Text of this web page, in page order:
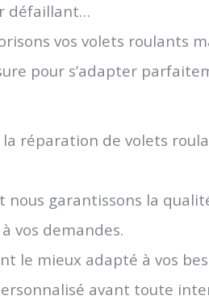
défaillant…
vos volets roulants
pour s’adapter
réparation de volets
garantissons la
vos demandes.
le mieux adapté à vos
avant toute